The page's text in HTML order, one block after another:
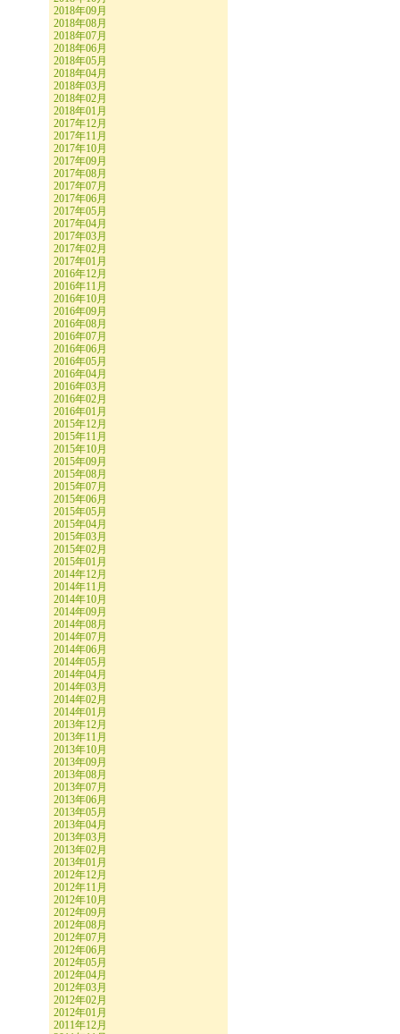
2018年09月
2018年08月
2018年07月
2018年06月
2018年05月
2018年04月
2018年03月
2018年02月
2018年01月
2017年12月
2017年11月
2017年10月
2017年09月
2017年08月
2017年07月
2017年06月
2017年05月
2017年04月
2017年03月
2017年02月
2017年01月
2016年12月
2016年11月
2016年10月
2016年09月
2016年08月
2016年07月
2016年06月
2016年05月
2016年04月
2016年03月
2016年02月
2016年01月
2015年12月
2015年11月
2015年10月
2015年09月
2015年08月
2015年07月
2015年06月
2015年05月
2015年04月
2015年03月
2015年02月
2015年01月
2014年12月
2014年11月
2014年10月
2014年09月
2014年08月
2014年07月
2014年06月
2014年05月
2014年04月
2014年03月
2014年02月
2014年01月
2013年12月
2013年11月
2013年10月
2013年09月
2013年08月
2013年07月
2013年06月
2013年05月
2013年04月
2013年03月
2013年02月
2013年01月
2012年12月
2012年11月
2012年10月
2012年09月
2012年08月
2012年07月
2012年06月
2012年05月
2012年04月
2012年03月
2012年02月
2012年01月
2011年12月